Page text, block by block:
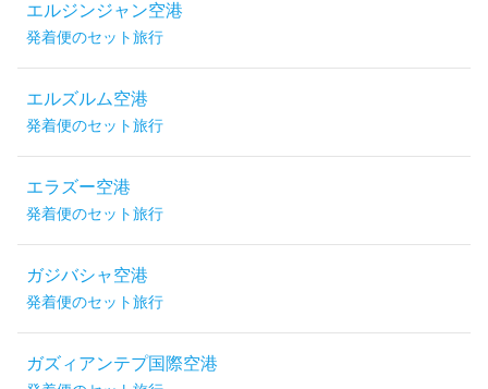
エルジンジャン空港
発着便のセット旅行
エルズルム空港
発着便のセット旅行
エラズー空港
発着便のセット旅行
ガジバシャ空港
発着便のセット旅行
ガズィアンテプ国際空港